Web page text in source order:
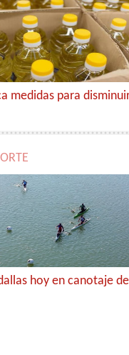
medidas para
hoy en canotaje